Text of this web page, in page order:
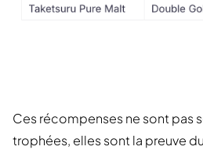
Ces récompenses ne sont pas
trophées, elles sont la preuve